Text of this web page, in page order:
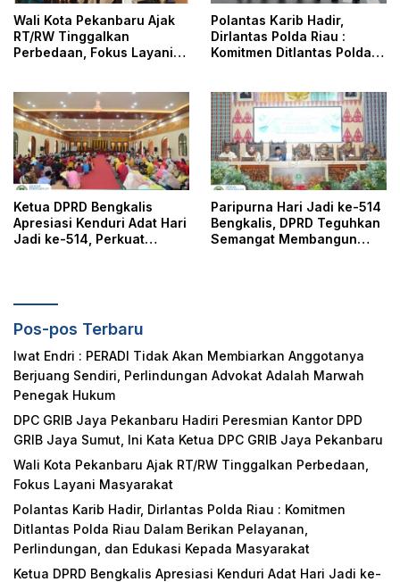
Wali Kota Pekanbaru Ajak
RT/RW Tinggalkan
Perbedaan, Fokus Layani
Polantas Karib Hadir,
Dirlantas Polda Riau :
Komitmen Ditlantas Polda
dan Edukasi Kepada
Masyarakat
Ketua DPRD Bengkalis
Apresiasi Kenduri Adat Hari
Jadi ke-514, Perkuat
Paripurna Hari Jadi ke-514
Bengkalis, DPRD Teguhkan
Semangat Membangun
Pos-pos Terbaru
Iwat Endri : PERADI Tidak Akan Membiarkan Anggotanya
Berjuang Sendiri, Perlindungan Advokat Adalah Marwah
Penegak Hukum
DPC GRIB Jaya Pekanbaru Hadiri Peresmian Kantor DPD
GRIB Jaya Sumut, Ini Kata Ketua DPC GRIB Jaya Pekanbaru
Wali Kota Pekanbaru Ajak RT/RW Tinggalkan Perbedaan,
Fokus Layani Masyarakat
Polantas Karib Hadir, Dirlantas Polda Riau : Komitmen
Ditlantas Polda Riau Dalam Berikan Pelayanan,
Perlindungan, dan Edukasi Kepada Masyarakat
Ketua DPRD Bengkalis Apresiasi Kenduri Adat Hari Jadi ke-